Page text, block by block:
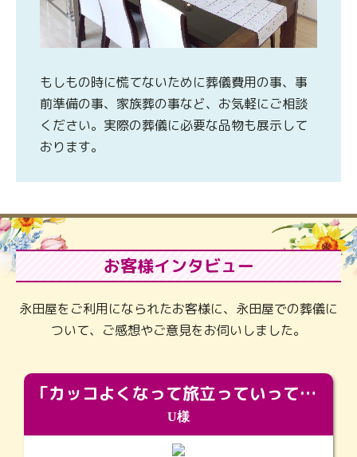
もしもの時に慌てないために葬儀費用の事、事
前準備の事、家族葬の事など、お気軽にご相談
ください。実際の葬儀に必要な品物も展示して
おります。
お客様インタビュー
永田屋をご利用になられたお客様に、永田屋での葬儀に
ついて、ご感想やご意見をお伺いしました。
「カッコよくなって旅立っていってくれました（笑）もっとカッコいいって言ってあげればよかったな」
U様